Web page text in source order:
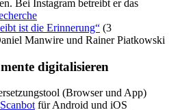
Bei Instagram betreibt er das
ist die Erinnerung“ (3
Manwire und Rainer Piatkowski
digitalisieren
(Browser und App)
Scanbotfür Android und iOS